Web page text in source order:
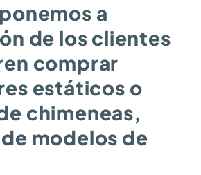
de los clientes
comprar
estáticos o
chimeneas,
modelos de